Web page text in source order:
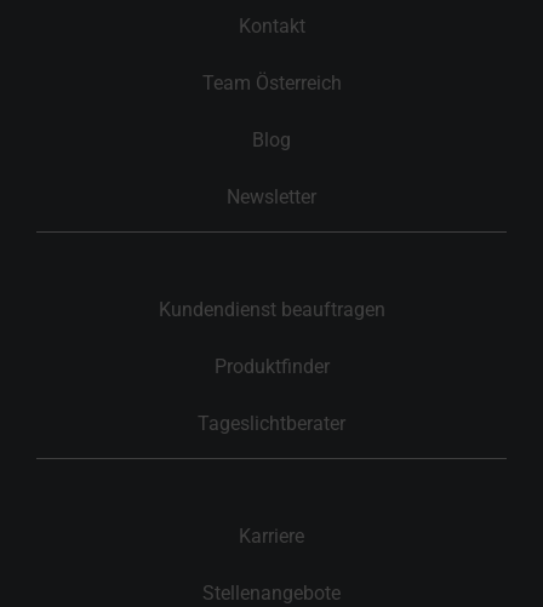
Kontakt
Team Österreich
Blog
Newsletter
Kundendienst beauftragen
Produktfinder
Tageslichtberater
Karriere
Stellenangebote